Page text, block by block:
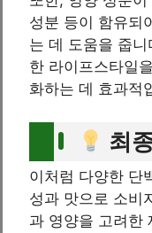
성분 등이 함유되
는 데 도움을 줍
한 라이프스타일
화하는 데 효과적
최
이처럼 다양한 단
성과 맛으로 소비
과 영양을 고려한